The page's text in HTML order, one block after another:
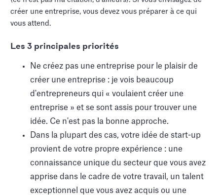
créer une entreprise, vous devez vous préparer à ce qui
vous attend.
Les 3 principales priorités
Ne créez pas une entreprise pour le plaisir de
créer une entreprise : je vois beaucoup
d'entrepreneurs qui « voulaient créer une
entreprise » et se sont assis pour trouver une
idée. Ce n'est pas la bonne approche.
Dans la plupart des cas, votre idée de start-up
provient de votre propre expérience : une
connaissance unique du secteur que vous avez
apprise dans le cadre de votre travail, un talent
exceptionnel que vous avez acquis ou une